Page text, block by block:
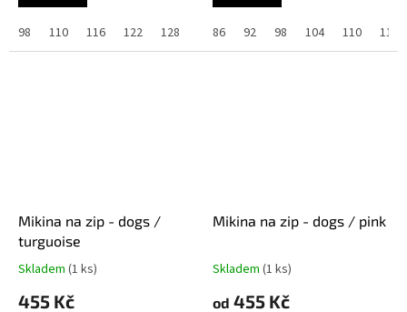
98 110 116 122 128 86 92 98 104 110 116
Mikina na zip - dogs /
turguoise
Skladem (1 ks)
455 Kč
Mikina na zip - dogs / pink
Skladem (1 ks)
od 455 Kč